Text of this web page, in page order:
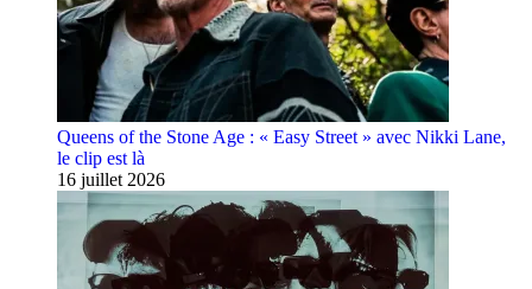
Queens of the Stone Age : « Easy Street » avec Nikki Lane,
le clip est là
16 juillet 2026